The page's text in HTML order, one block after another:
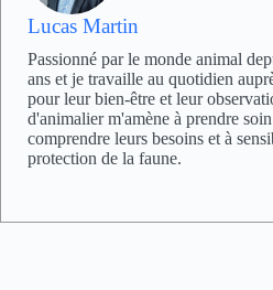
Lucas Martin
Passionné par le monde animal
ans et je travaille au quotidien
pour leur bien-être et leur
d'animalier m'amène à prendre
comprendre leurs besoins et à
protection de la faune.